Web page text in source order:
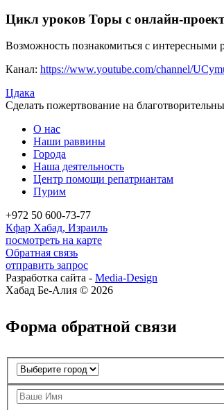
Цикл уроков Торы с онлайн-
Возможность познакомиться с интересными
Канал: https://www.youtube.com/channel/
Цдака
Сделать пожертвование на
О нас
Наши раввины
Города
Наша деятельность
Центр помощи репатриантам
Пурим
+972 50 600-73-77
Кфар Хабад, Израиль
посмотреть на карте
Обратная связь
отправить запрос
Разработка сайта - Media-Design
Хабад Бе-Алия © 2026
Форма обратной связи